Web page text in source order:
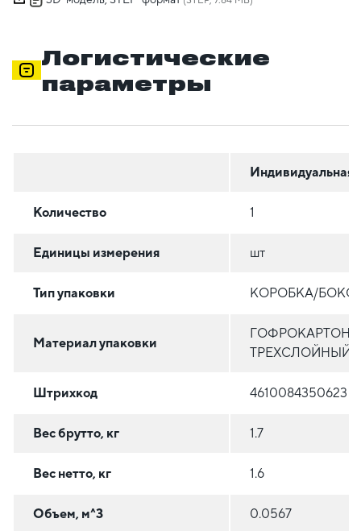
Логистические
параметры
Индивидуальная
Количество 1
Единицы измерения шт
Тип упаковки КОРОБКА/БОКС
Материал упаковки
ГОФРОКАРТОН
ТРЕХСЛОЙНЫЙ
Штрихкод 4610084350623
Вес брутто, кг 1.7
Вес нетто, кг 1.6
Объем, м^3 0.0567